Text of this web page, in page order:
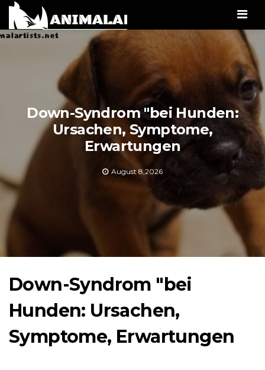
Down-Syndrom "bei Hunden:
Ursachen, Symptome,
Erwartungen
August 8,2026
Down-Syndrom "bei
Hunden: Ursachen,
Symptome, Erwartungen